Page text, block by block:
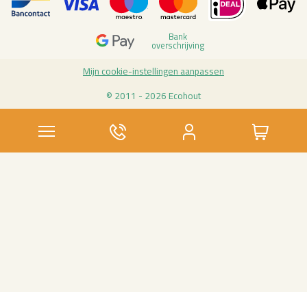
Bank
over­schrij­ving
Mijn coo­kie-in­stel­lin­gen aan­pas­sen
© 2011 - 2026 Eco­hout